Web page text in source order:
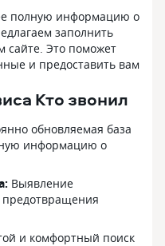
полную информацию о
заполнить
сайте. Это поможет
и предоставить вам
Кто звонил
обновляемая база
информацию о
Выявление
и комфортный поиск